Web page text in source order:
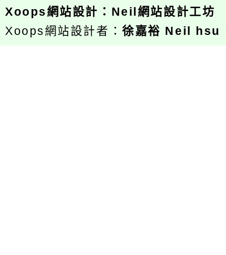
Xoops網站設計 ： Neil網站設計工坊
Xoops網站設計者：徐嘉裕 Neil hsu